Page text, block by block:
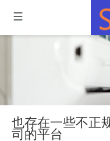
也存在一些不正
司的平台